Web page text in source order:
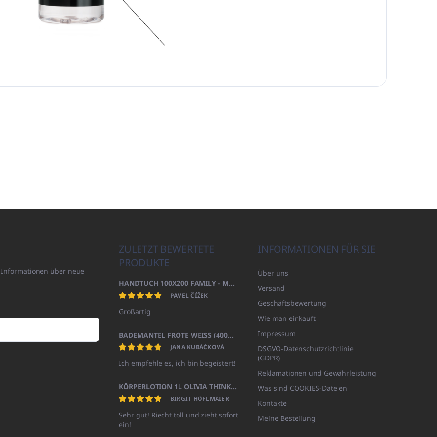
über neue
ZULETZT BEWERTETE
PRODUKTE
HANDTUCH 100X200 FAMILY - MARINEBLAU (480GR)
PAVEL ČÍŽEK
Großartig
BADEMANTEL FROTE WEISS (400GR)
JANA KUBÁČKOVÁ
Ich empfehle es, ich bin begeistert!
KÖRPERLOTION 1L OLIVIA THINKS (NACHFÜLLBARE VERPACKUNG)
BIRGIT HÖFLMAIER
Sehr gut! Riecht toll und zieht sofort
ein!
INFORMATIONEN FÜR SIE
Über uns
Versand
Geschäftsbewertung
Wie man einkauft
Impressum
DSGVO-Datenschutzrichtlinie
(GDPR)
Reklamationen und Gewährleistung
Was sind COOKIES-Dateien
Kontakte
Meine Bestellung